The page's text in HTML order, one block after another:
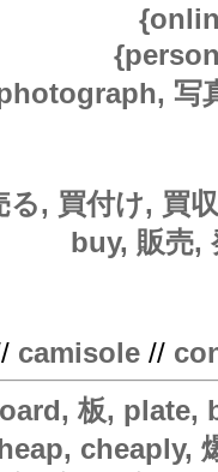
写
る, 買付け, 買
buy, 販売,
camisole//
板, plate,
cheaply,